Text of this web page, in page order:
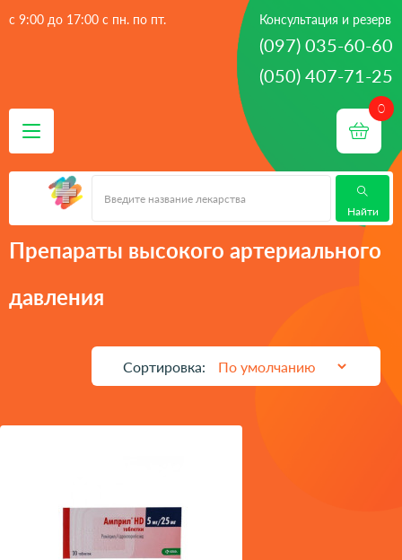
с 9:00 до 17:00 с пн. по пт. Консультация и резерв
(097) 035-60-60
(050) 407-71-25
Найти
Главная - лекарства -
Препараты высокого артериального давления
Препараты высокого артериального
давления
Сортировка: